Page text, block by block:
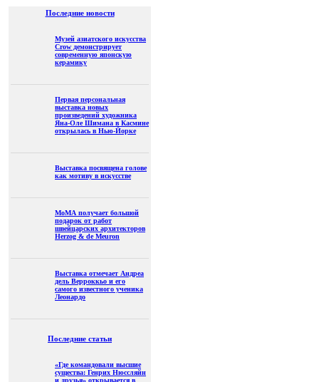
Последние новости
Музей азиатского искусства
Crow демонстрирует
современную японскую
керамику
Первая персональная
выставка новых
произведений художника
Яна-Оле Шимана в Касмине
открылась в Нью-Йорке
Выставка посвящена голове
как мотиву в искусстве
МоМА получает большой
подарок от работ
швейцарских архитекторов
Herzog & de Meuron
Выставка отмечает Андреа
дель Верроккьо и его
самого известного ученика
Леонардо
Последние статьи
«Где командовали высшие
существа: Генрих Нюссляйн
и друзья» открывается в